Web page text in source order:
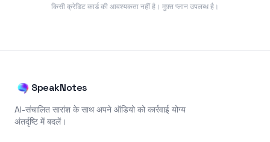
किसी क्रेडिट कार्ड की आवश्यकता नहीं है। मुफ़्त प्लान उपलब्ध है।
SpeakNotes
AI-संचालित सारांश के साथ अपने ऑडियो को कार्रवाई योग्य
अंतर्दृष्टि में बदलें।